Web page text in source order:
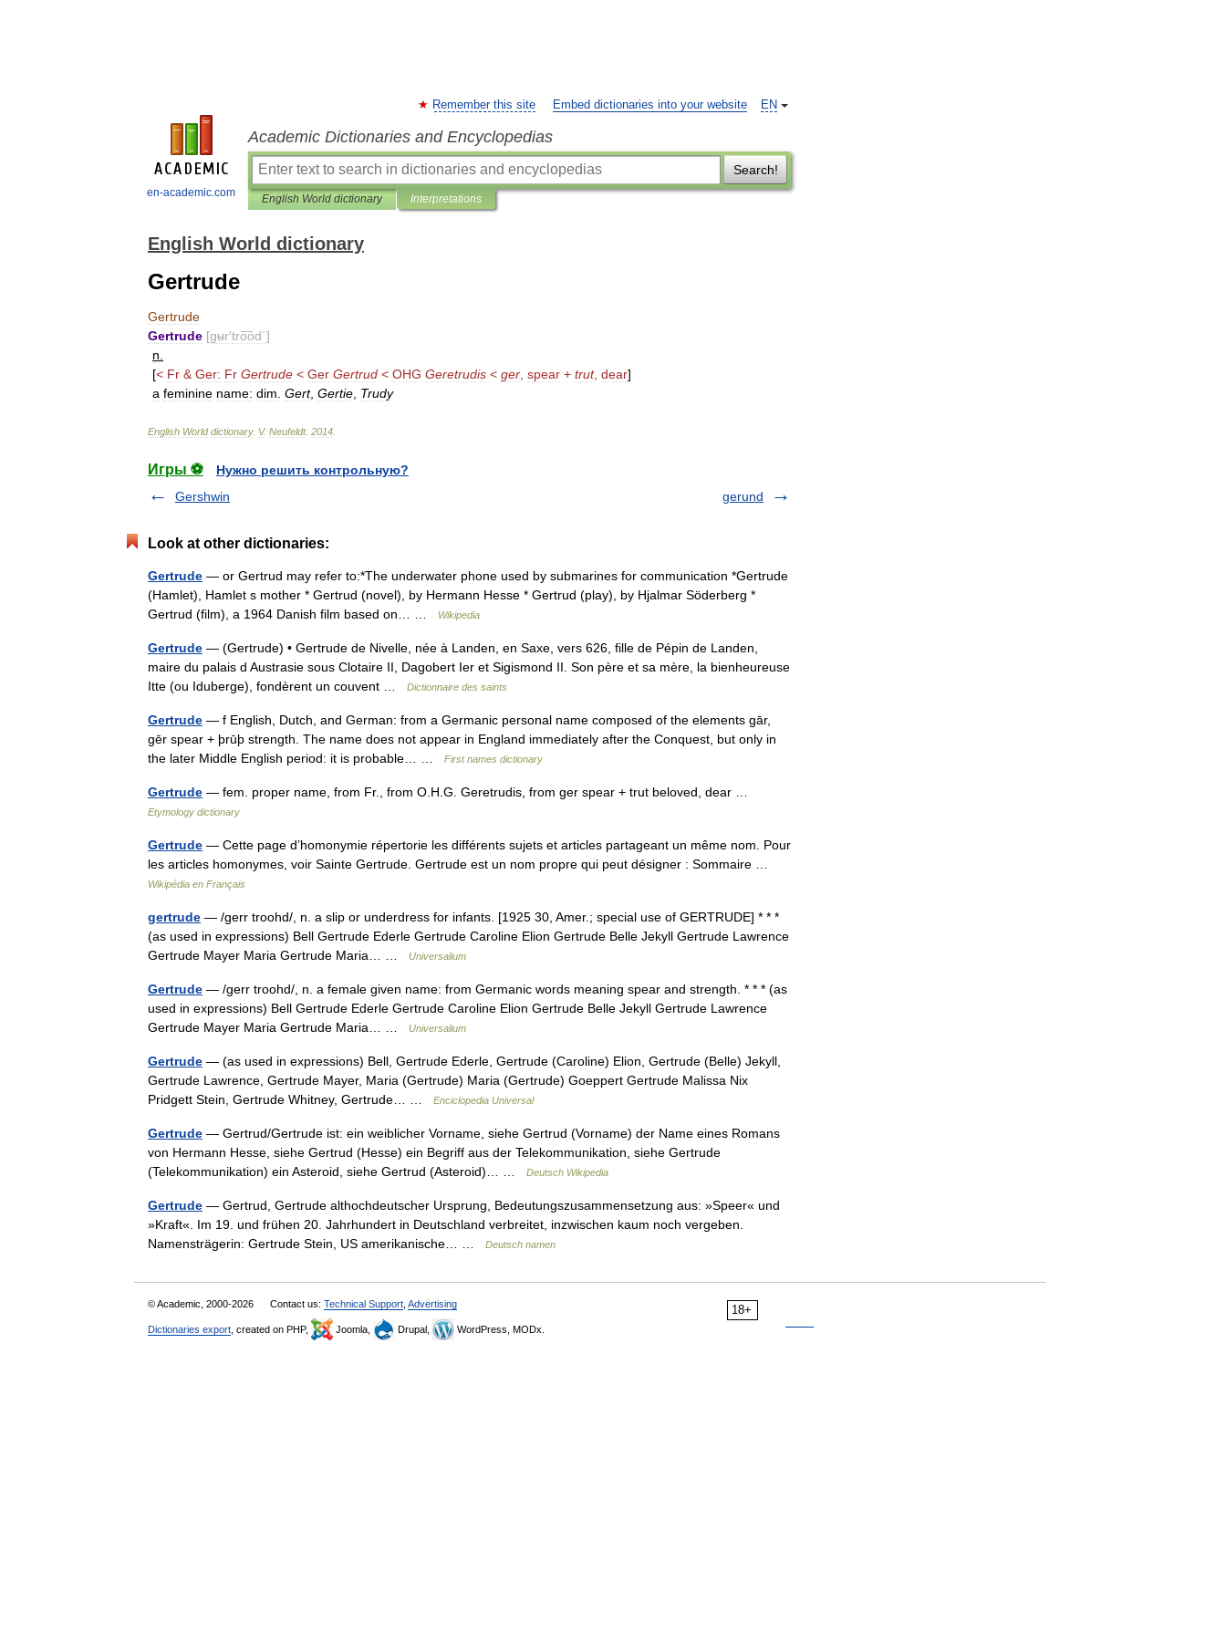
en-academic.com
EN
Remember this site Embed dictionaries into your website
Academic Dictionaries and Encyclopedias
Search!
English World dictionary Interpretations
English World dictionary
Gertrude
Gertrude
Gertrude [gʉr′tro͞od΄]
n
[< Fr & Ger: Fr Gertrude < Ger Gertrud < OHG Geretrudis < ger spear + trut, dear]
a feminine name: dim Gert, Gertie Trudy
English World dictionary. V. Neufeldt. 2014
Игры ⚽
Нужно решить контрольную?
Gershwin
gerund
Look at other dictionaries:
Gertrude — or Gertrud may refer to:*The underwater phone used by submarines for communication *Gertrude
(Hamlet), Hamlet s mother * Gertrud (novel), by Hermann Hesse * Gertrud (play), by Hjalmar Söderberg *
Gertrud (film), a 1964 Danish film based on… …
Wikipedia
Gertrude — (Gertrude) • Gertrude de Nivelle, née à Landen, en Saxe, vers 626, fille de Pépin de Landen,
maire du palais d Austrasie sous Clotaire II, Dagobert Ier et Sigismond II. Son père et sa mère, la bienheureuse
Itte (ou Iduberge), fondèrent un couvent …
Dictionnaire des saints
Gertrude — f English, Dutch, and German: from a Germanic personal name composed of the elements gār,
gēr spear + þrūþ strength. The name does not appear in England immediately after the Conquest, but only in
the later Middle English period: it is probable… …
First names dictionary
Gertrude — fem. proper name, from Fr., from O.H.G. Geretrudis, from ger spear + trut beloved, dear …
Etymology dictionary
Gertrude — Cette page d’homonymie répertorie les différents sujets et articles partageant un même nom. Pour
les articles homonymes, voir Sainte Gertrude. Gertrude est un nom propre qui peut désigner : Sommaire …
Wikipédia en Français
gertrude — /gerr troohd/, n. a slip or underdress for infants. [1925 30, Amer.; special use of GERTRUDE] * * *
(as used in expressions) Bell Gertrude Ederle Gertrude Caroline Elion Gertrude Belle Jekyll Gertrude Lawrence
Gertrude Mayer Maria Gertrude Maria… …
Universalium
Gertrude — /gerr troohd/, n. a female given name: from Germanic words meaning spear and strength. * * * (as
used in expressions) Bell Gertrude Ederle Gertrude Caroline Elion Gertrude Belle Jekyll Gertrude Lawrence
Gertrude Mayer Maria Gertrude Maria… …
Universalium
Gertrude — (as used in expressions) Bell, Gertrude Ederle, Gertrude (Caroline) Elion, Gertrude (Belle) Jekyll,
Gertrude Lawrence, Gertrude Mayer, Maria (Gertrude) Maria (Gertrude) Goeppert Gertrude Malissa Nix
Pridgett Stein, Gertrude Whitney, Gertrude… …
Enciclopedia Universal
Gertrude — Gertrud/Gertrude ist: ein weiblicher Vorname, siehe Gertrud (Vorname) der Name eines Romans
von Hermann Hesse, siehe Gertrud (Hesse) ein Begriff aus der Telekommunikation, siehe Gertrude
(Telekommunikation) ein Asteroid, siehe Gertrud (Asteroid)… …
Deutsch Wikipedia
Gertrude — Gertrud, Gertrude althochdeutscher Ursprung, Bedeutungszusammensetzung aus: »Speer« und
»Kraft«. Im 19. und frühen 20. Jahrhundert in Deutschland verbreitet, inzwischen kaum noch vergeben.
Namensträgerin: Gertrude Stein, US amerikanische… …
Deutsch namen
18+
© Academic, 2000-2026 Contact us: Technical Support Advertising
Dictionaries export , created on PHP, Joomla, Drupal, WordPress, MODx.